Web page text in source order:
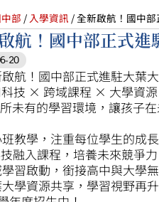
部 / 入學資訊 / 全新啟航！國中部
航！國中部正式進
20
航！國中部正式進駐大葉大
技 × 跨域課程 × 大學資源
未有的學習環境，讓孩子
教學，注重每位學生的成長
融入課程，培養未來競爭力
習啟動，銜接高中與大學
學資源共享，學習視野再升